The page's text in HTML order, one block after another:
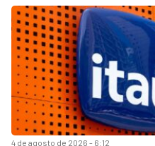
4 de agosto de 2026 - 6:12